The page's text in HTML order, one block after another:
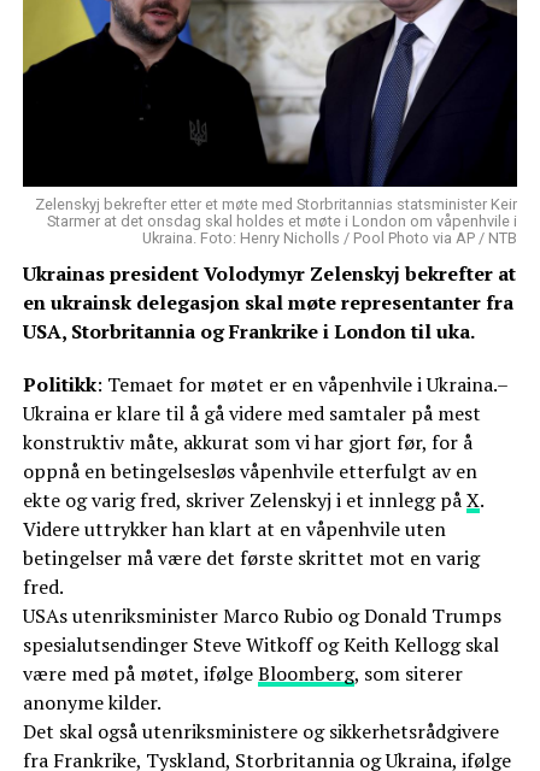
Zelenskyj bekrefter etter et møte med Storbritannias statsminister Keir
Starmer at det onsdag skal holdes et møte i London om våpenhvile i
Ukraina. Foto: Henry Nicholls / Pool Photo via AP / NTB
Ukrainas president Volodymyr Zelenskyj bekrefter at
en ukrainsk delegasjon skal møte representanter fra
USA, Storbritannia og Frankrike i London til uka.
Politikk: Temaet for møtet er en våpenhvile i Ukraina.–
Ukraina er klare til å gå videre med samtaler på mest
konstruktiv måte, akkurat som vi har gjort før, for å
oppnå en betingelsesløs våpenhvile etterfulgt av en
ekte og varig fred, skriver Zelenskyj i et innlegg påX.
Videre uttrykker han klart at en våpenhvile uten
betingelser må være det første skrittet mot en varig
fred.
USAs utenriksminister Marco Rubio og Donald Trumps
spesialutsendinger Steve Witkoff og Keith Kellogg skal
være med på møtet, ifølgeBloomberg, som siterer
anonyme kilder.
Det skal også utenriksministere og sikkerhetsrådgivere
fra Frankrike, Tyskland, Storbritannia og Ukraina, ifølge